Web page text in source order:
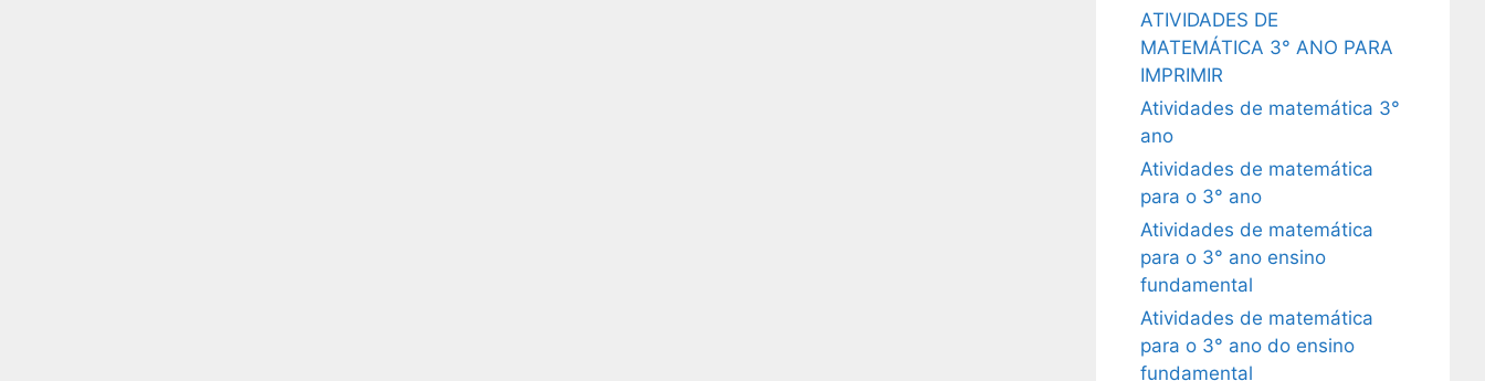
ATIVIDADES DE
MATEMÁTICA 3° ANO PARA
IMPRIMIR
Atividades de matemática 3°
ano
Atividades de matemática
para o 3° ano
Atividades de matemática
para o 3° ano ensino
fundamental
Atividades de matemática
para o 3° ano do ensino
fundamental